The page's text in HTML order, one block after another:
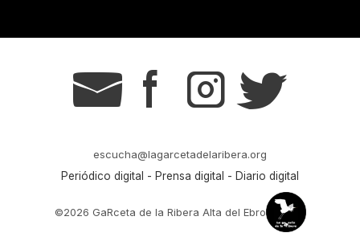
g s t r
escucha@lagarcetadelaribera.org
Periódico digital - Prensa digital - Diario digital
©2026 GaRceta de la Ribera Alta del Ebro